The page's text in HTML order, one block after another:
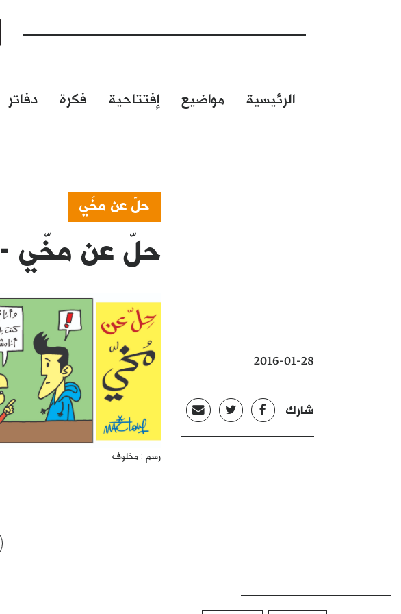
الرئيسية مواضيع إفتتاحية فكرة دفاتر
حلّ عن مخّي
حلّ عن مخّي - 1
2016-01-28
شارك
رسم : مخلوف